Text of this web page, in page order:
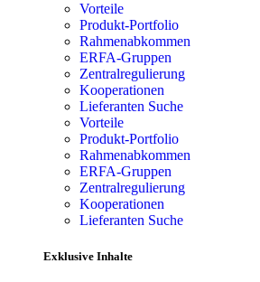
Vorteile
Produkt-Portfolio
Rahmenabkommen
ERFA-Gruppen
Zentralregulierung
Kooperationen
Lieferanten Suche
Vorteile
Produkt-Portfolio
Rahmenabkommen
ERFA-Gruppen
Zentralregulierung
Kooperationen
Lieferanten Suche
Exklusive Inhalte